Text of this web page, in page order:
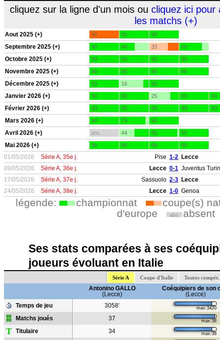
cliquez sur la ligne d'un mois ou cliquez ici pour
les matchs (+)
Aout 2025 (+) 90 90 90
Septembre 2025 (+) 90 46 33 69
Octobre 2025 (+) 90 90 90 90
Novembre 2025 (+) 90 90 90 90
Décembre 2025 (+) 90 16 90
Janvier 2026 (+) 90 90 25 90 84
Février 2026 (+) 90 90 90 90 90
Mars 2026 (+) 90 79 90
Avril 2026 (+) abs. 44 85 90
Mai 2026 (+) 90 90 90 90
01/05/2026 Série A, 35e j. Pise 1-2 Lecce
09/05/2026
Série A, 36e j. Lecce 0-1 Juventus Turin
17/05/2026
Série A, 37e j. Sassuolo 2-3 Lecce
24/05/2026
Série A, 38e j. Lecce 1-0 Genoa
légende: championnat
coupe(s)
d'europe
abs. absent
Ses stats comparées à ses
joueurs évoluant en Italie
Série A Coupe d'Italie Toutes compét.
Antonino GALLO
(Lecce)
Coéquipiers de son
(Lecce)
Temps de jeu
3058' max:3420
Matchs joués 37 max:38
T Titulaire 34 max:38